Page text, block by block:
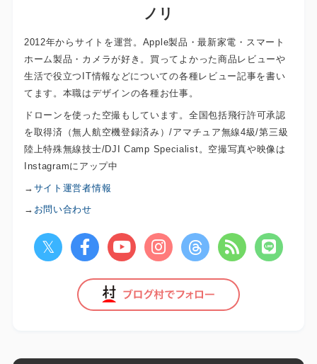
ノリ
2012年からサイトを運営。Apple製品・最新家電・スマート
ホーム製品・カメラが好き。買ってよかった商品レビューや
生活で役立つIT情報などについての各種レビュー記事を書い
てます。本職はデザインの各種お仕事。
ドローンを使った空撮もしています。全国包括飛行許可承認
を取得済（無人航空機登録済み）/アマチュア無線4級/第三級
陸上特殊無線技士/DJI Camp Specialist。空撮写真や映像は
Instagramにアップ中
→ サイト運営者情報
→ お問い合わせ